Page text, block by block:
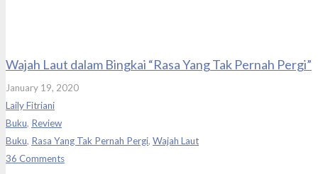
Wajah Laut dalam Bingkai “Rasa Yang Tak Pernah Pergi”
January 19, 2020
Laily Fitriani
Buku, Review
Buku, Rasa Yang Tak Pernah Pergi, Wajah Laut
36 Comments